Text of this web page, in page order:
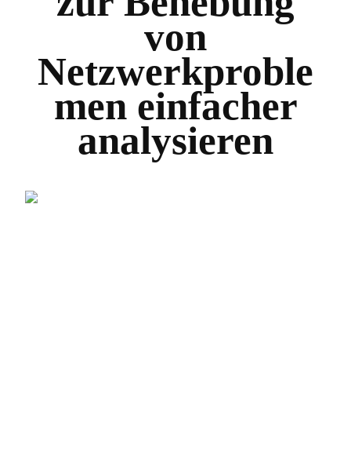
von
Netzwerkproble
men einfacher
analysieren